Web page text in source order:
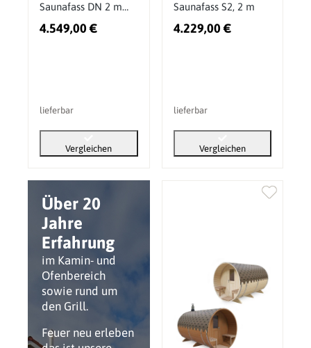
Über 20
Jahre
Erfahrung
im Kamin- und
Ofenbereich
sowie rund um
den Grill.
Feuer neu erleben
Saunafass DN 2 m
stehend
4.549,00 €
lieferbar
Vergleichen
Saunafass S2, 2 m
4.229,00 €
lieferbar
Vergleichen